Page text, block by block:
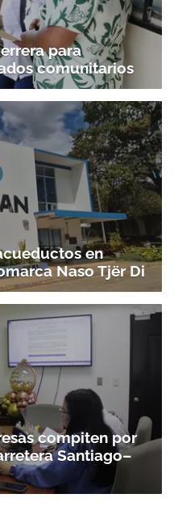
para
comunitarios
en
Naso Tjër Di
compiten por
Santiago–